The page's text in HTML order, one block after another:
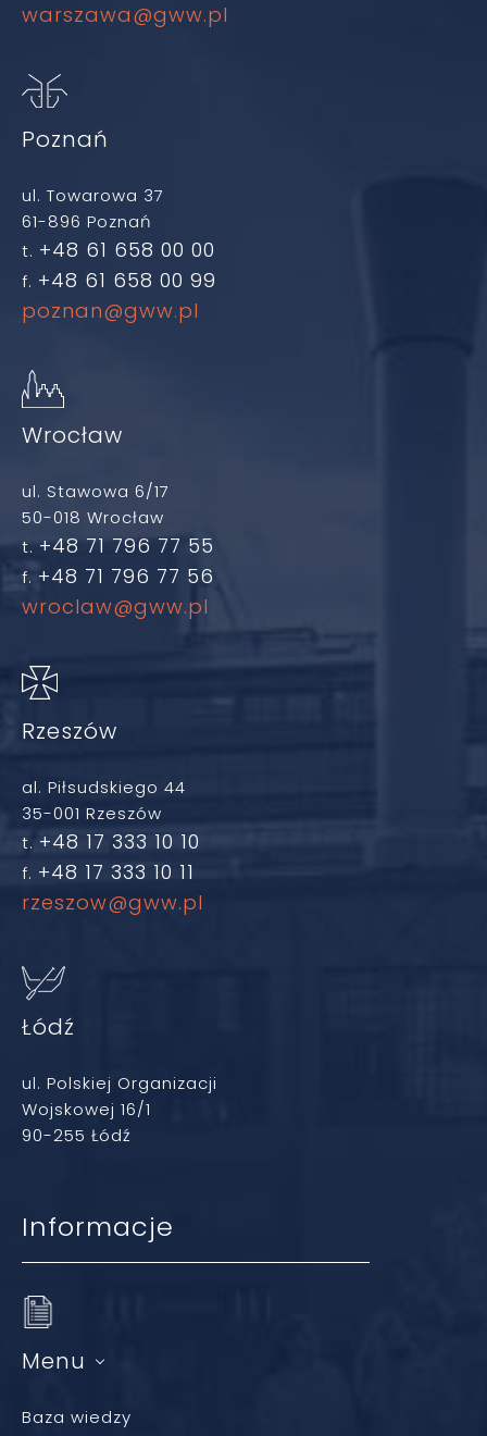
warszawa@gww.pl
Poznań
ul. Towarowa 37
61-896 Poznań
t. +48 61 658 00 00
f. +48 61 658 00 99
poznan@gww.pl
Wrocław
ul. Stawowa 6/17
50-018 Wrocław
t. +48 71 796 77 55
f. +48 71 796 77 56
wroclaw@gww.pl
Rzeszów
al. Piłsudskiego 44
35-001 Rzeszów
t. +48 17 333 10 10
f. +48 17 333 10 11
rzeszow@gww.pl
Łódź
ul. Polskiej Organizacji
Wojskowej 16/1
90-255 Łódź
Informacje
Menu
Baza wiedzy